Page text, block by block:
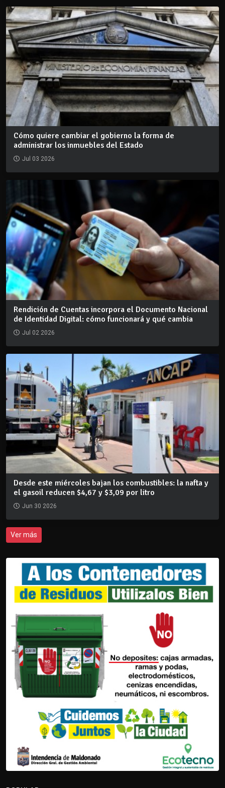
Cómo quiere cambiar el gobierno la forma de
administrar los inmuebles del Estado
Jul 03 2026
Rendición de Cuentas incorpora el Documento Nacional
de Identidad Digital: cómo funcionará y qué cambia
Jul 02 2026
Desde este miércoles bajan los combustibles: la nafta y
el gasoil reducen $4,67 y $3,09 por litro
Jun 30 2026
Ver más